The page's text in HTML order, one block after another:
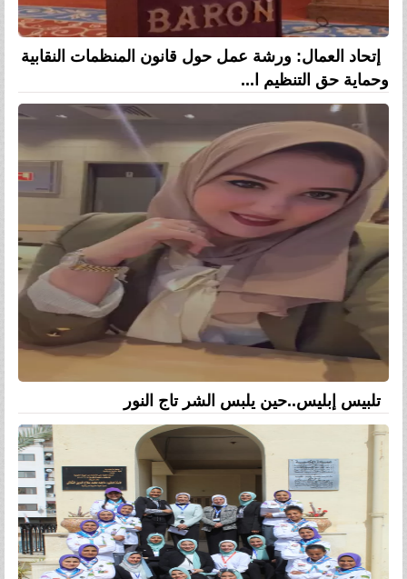
إتحاد العمال: ورشة عمل حول قانون المنظمات النقابية
وحماية حق التنظيم ا...
تلبيس إبليس..حين يلبس الشر تاج النور